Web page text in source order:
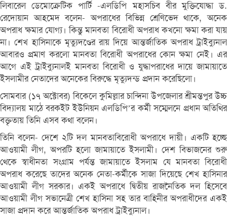
লিবারেল ডেমোক্রেটিক পার্টি -এলডিপি মহাসচিব বীর মুক্তিযোদ্ধা ড.
রেদোয়ান আহমেদ বলেন- অপরাধের বিভিন্ন শ্রেণিভেদ থাকে, অনেক
অপরাধ ক্ষমার যোগ্য। কিন্তু মানবতা বিরোধী অপরাধ কখনো ক্ষমা করা যায়
না। শেখ হাসিনাকে মৃত্যুদণ্ডের রায় দিয়ে আন্তর্জাতিক অপরাধ ট্রাইব্যুনাল
আবারও প্রমাণ করলো মানবতা বিরোধী অপরাধের কোন ক্ষমা নেই। এর
আগে এই ট্রাইব্যুনালই মানবতা বিরোধী ও যুদ্ধাপরাধের দায়ে জামায়াতে
ইসলামীর নেতাদের অনেকের বিরুদ্ধে মৃত্যুদন্ড প্রদান করেছিলো।
সোমবার (১৭ অক্টোবর) বিকেলে কুমিল্লার চান্দিনা উপজেলার শ্রীমন্তপুর উচ্চ
বিদ্যালয় মাঠে বরকইট ইউনিয়ন এলডিপি’র কর্মী সম্মেলনে প্রধান অতিথির
বক্তৃতায় তিনি এসব কথা বলেন।
তিনি বলেন- দেশে ২টি দল মানবতাবিরোধী অপরাধে দায়ী। একটি হচ্ছে
আওয়ামী লীগ, অপরটি হলো জামায়াতে ইসলামী। দেশ বিভাজনের শুরু
থেকে স্বাধীনতা সংগ্রাম পর্যন্ত জামায়াতে ইসলাম যে মানবতা বিরোধী
অপরাধ করেছে তাদের অনেক নেতা-কর্মীকে সাজা দিয়েছে শেখ হাসিনার
আওয়ামী লীগ সরকার। একই অপরাধে দ্বিতীয় রাজনৈতিক দল হিসেবে
আওয়ামী লীগ সভানেত্রী শেখ হাসিনা সহ তার বাহিনীর অপরাধীদের একই
সাজা প্রদান করে আন্তর্জাতিক অপরাধ ট্রাইব্যুনাল।